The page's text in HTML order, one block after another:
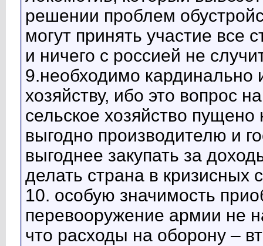
решении проблем
могут принять участие все
и ничего с россией не
9.необходимо кардинально
хозяйству, ибо это вопрос
сельское хозяйство пущено
выгодно производителю и
выгоднее закупать за
делать страна в кризисных
10. особую значимость
перевооружение армии не
что расходы на оборону –